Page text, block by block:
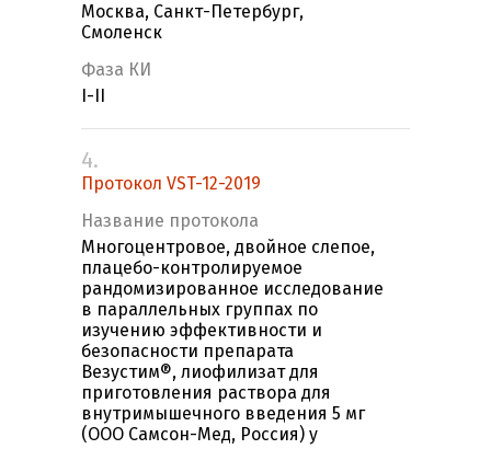
Москва, Санкт-Петербург,
Смоленск
Фаза КИ
I-II
4.
Протокол VST-12-2019
Название протокола
Многоцентровое, двойное слепое,
плацебо-контролируемое
рандомизированное исследование
в параллельных группах по
изучению эффективности и
безопасности препарата
Везустим®, лиофилизат для
приготовления раствора для
внутримышечного введения 5 мг
(ООО Самсон-Мед, Россия) у